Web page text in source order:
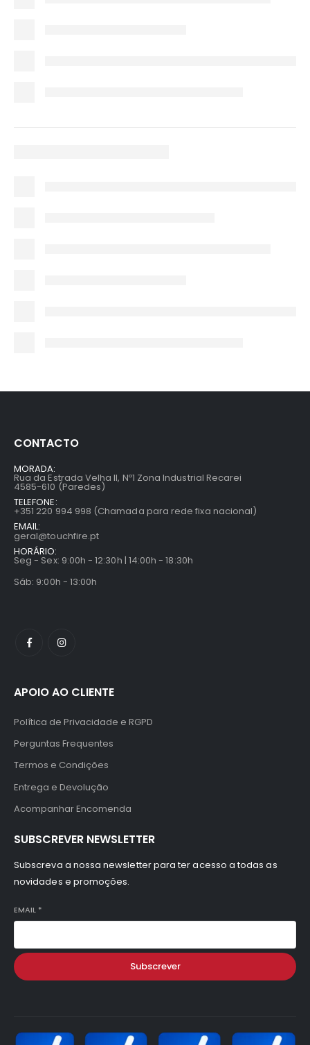
CONTACTO
MORADA:
Rua da Estrada Velha II, Nº1 Zona Industrial Recarei
4585-610 (Paredes)
TELEFONE:
+351 220 994 998 (Chamada para rede fixa nacional)
EMAIL:
geral@touchfire.pt
HORÁRIO:
Seg - Sex: 9:00h - 12:30h | 14:00h - 18:30h
Sáb: 9:00h - 13:00h
APOIO AO CLIENTE
Política de Privacidade e RGPD
Perguntas Frequentes
Termos e Condições
Entrega e Devolução
Acompanhar Encomenda
SUBSCREVER NEWSLETTER
Subscreva a nossa newsletter para ter acesso a todas as
novidades e promoções.
EMAIL *
Subscrever